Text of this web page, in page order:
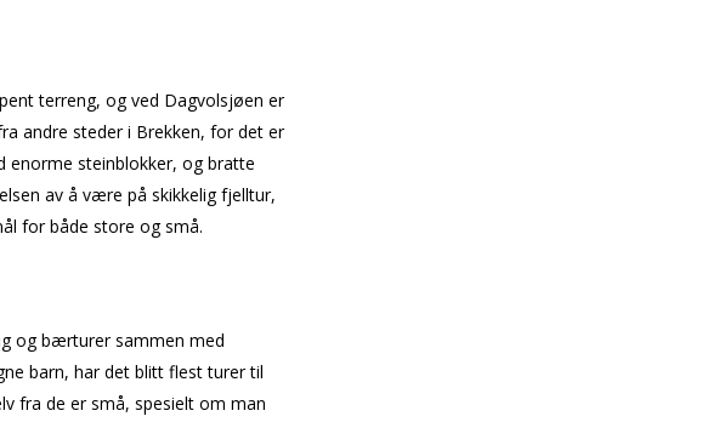
terreng, og ved Dagvolsjøen er
andre steder i Brekken, for det er
enorme steinblokker, og bratte
av å være på skikkelig fjelltur,
for både store og små.
og bærturer sammen med
barn, har det blitt flest turer til
fra de er små, spesielt om man